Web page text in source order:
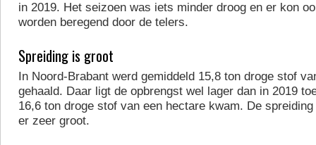
in 2019. Het seizoen was iets minder droog en er kon
worden beregend door de telers.
Spreiding is groot
In Noord-Brabant werd gemiddeld 15,8 ton droge stof
gehaald. Daar ligt de opbrengst wel lager dan in 2019
16,6 ton droge stof van een hectare kwam. De
er zeer groot.